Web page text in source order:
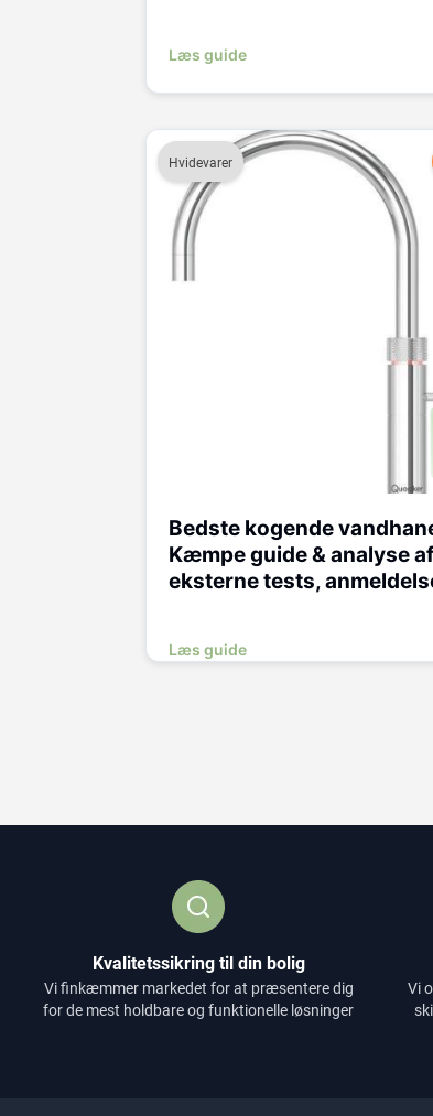
Læs guide
Hvidevarer
Bedste kogende
Kæmpe guide & analyse af
eksterne tests,
Læs guide
Kvalitetssikring til din bolig
Vi finkæmmer markedet for at præsentere dig
for de mest holdbare og funktionelle løsninger
Vi